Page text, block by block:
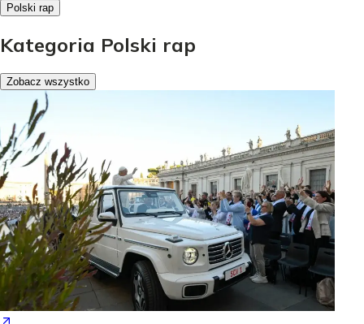
Polski rap
Kategoria Polski rap
Zobacz wszystko